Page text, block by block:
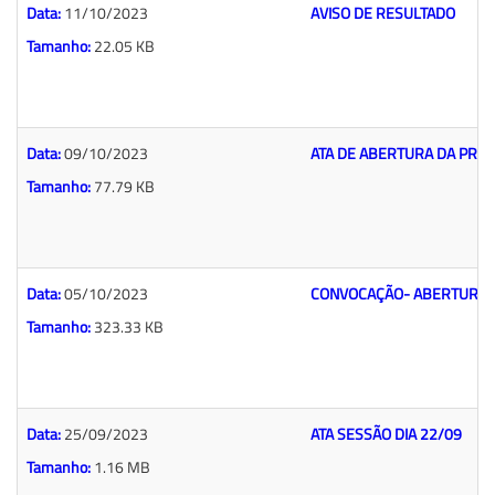
Data:11/10/2023
Tamanho:22.05 KB
AVISO DE RESULTADO
Data:09/10/2023
Tamanho:77.79 KB
ATA DE ABERTURA DA
Data:05/10/2023
Tamanho:323.33 KB
CONVOCAÇÃO- ABERTURA
Data:25/09/2023
Tamanho:1.16 MB
ATA SESSÃO DIA 22/09